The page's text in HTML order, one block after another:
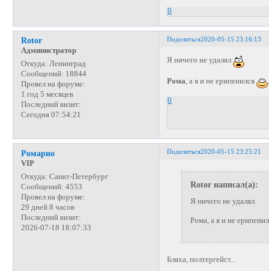
0
Поделиться2020-05-15 23:16:13
Rotor
Администратор
Откуда: Ленинград
Сообщений: 18844
Провел на форуме:
1 год 5 месяцев
Последний визит:
Сегодня 07:54:21
Я ничего не удалял
Рома, а я и не ерипенился
0
Поделиться2020-05-15 23:25:21
Ромарио
VIP
Откуда: Санкт-Петербург
Сообщений: 4553
Провел на форуме:
29 дней 8 часов
Последний визит:
2026-07-18 18:07:33
Rotor написал(а):
Я ничего не удалял
Рома, а я и не
Бляха, полтергейст...